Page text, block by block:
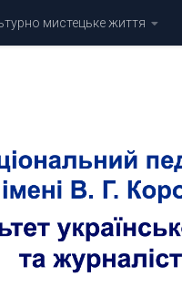
мистецьке життя